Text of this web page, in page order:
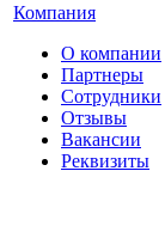
Компания
О компании
Партнеры
Сотрудники
Отзывы
Вакансии
Реквизиты